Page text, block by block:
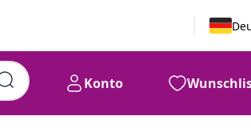
Konto